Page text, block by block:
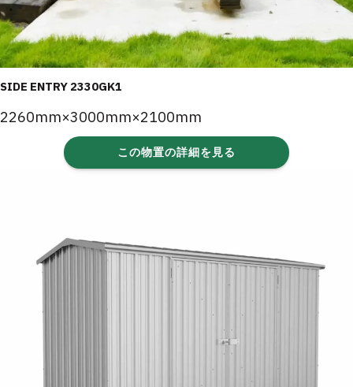
SIDE ENTRY 2330GK1
2260mm×3000mm×2100mm
この物置の詳細を見る